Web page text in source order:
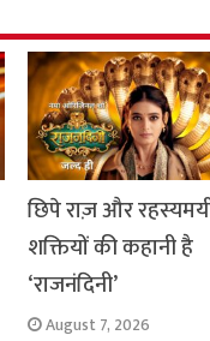
छिपे राज़ और
शक्तियों की कहानी है
‘राजनंदिनी’
August 7, 2026